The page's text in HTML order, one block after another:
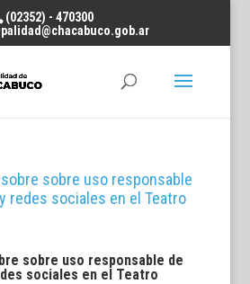
(02352) - 470300
sobre uso responsable de
sociales en el Teatro